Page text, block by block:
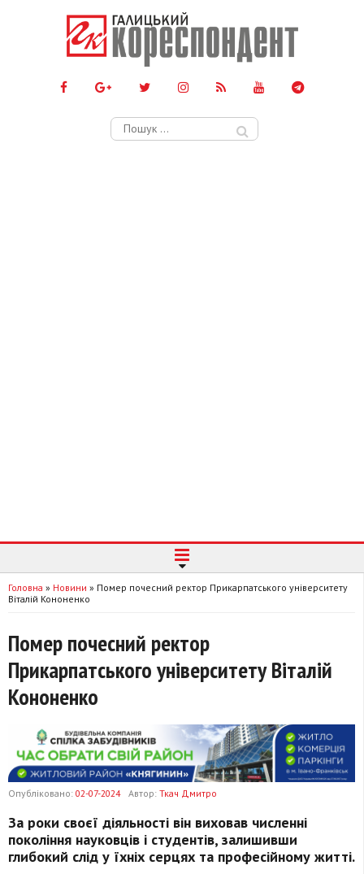
Пошук:
Головна » Новини » Помер почесний ректор Прикарпатського університету
Віталій Кононенко
Помер почесний ректор
Прикарпатського університету Віталій
Кононенко
Опубліковано: 02-07-2024 Автор: Ткач Дмитро
За роки своєї діяльності він виховав численні
покоління науковців і студентів, залишивши
глибокий слід у їхніх серцях та професійному житті.